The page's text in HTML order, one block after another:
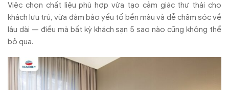
Việc chọn chất liệu phù hợp vừa tạo cảm giác thư thái cho
khách lưu trú, vừa đảm bảo yếu tố bền màu và dễ chăm sóc về
lâu dài — điều mà bất kỳ khách sạn 5 sao nào cũng không thể
bỏ qua.